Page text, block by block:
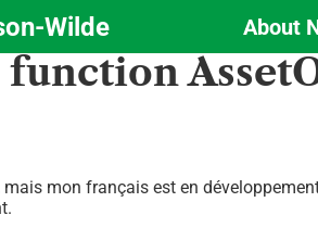
Wilde
Main
About
function
mon français est en